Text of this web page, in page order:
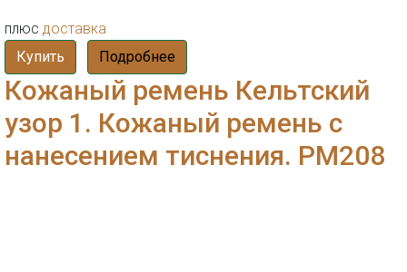
плюс доставка
Купить
Подробнее
Кожаный ремень Кельтский
узор 1. Кожаный ремень с
нанесением тиснения. РМ208